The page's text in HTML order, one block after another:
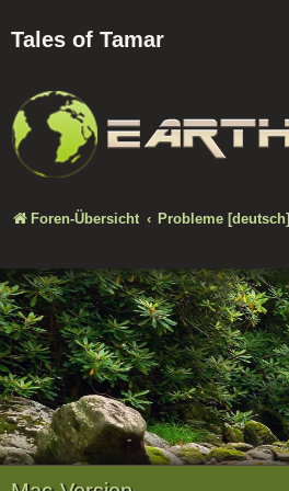
Tales of Tamar
Foren-Übersicht Probleme [deutsch]